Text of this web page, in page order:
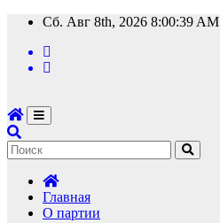
Перейти
содержимому
Сб. Авг 8th, 2026 8:00:39 AM
Главная
О партии